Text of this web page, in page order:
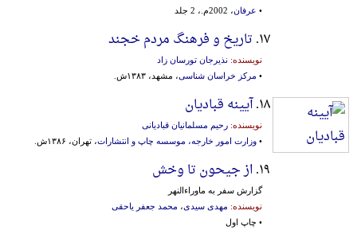
• عرفان، 2002م.، 2 جلد
۱۷. تاریخ و فرهنگ مردم خجند
نویسنده: نذیرجان تورسان زاد
• مرکز خراسان شناسی، مشهد، ۱۳۸۳ش.
۱۸. آیینه قبادیان
نویسنده: رحیم مسلمانیان قبادیانی
• وزارت امور خارجه، موسسه‌ چاپ‌ و انتشارات‌، تهران، ۱۳۸۶ش.
۱۹. از جیحون تا وخش
گزارش سفر به ماوراءالنهر
نویسنده: مهدی سیدی، محمد جعفر یاحقی
• چاپ اول